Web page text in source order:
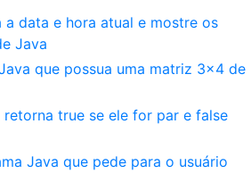
data e hora atual e mostre os
Java
que possua uma matriz 3x4 de
true se ele for par e false
Java que pede para o usuário